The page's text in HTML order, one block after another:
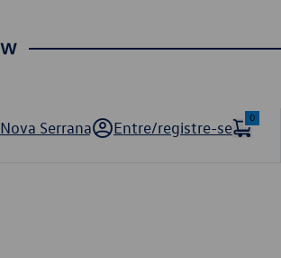
Nova Serrana Entre/registre-se
0